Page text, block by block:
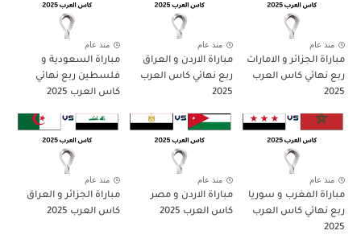
منذ عام
مباراة الجزائر و الامارات
ربع نهائي كاس العرب
2025
منذ عام
مباراة الاردن و العراق
ربع نهائي كاس العرب
2025
منذ عام
مباراة السعودية و
فلسطين ربع نهائي
كاس العرب 2025
منذ عام
مباراة المغرب و سوريا
ربع نهائي كاس العرب
2025
منذ عام
مباراة الاردن و مصر
كاس العرب 2025
منذ عام
مباراة الجزائر و العراق
كاس العرب 2025